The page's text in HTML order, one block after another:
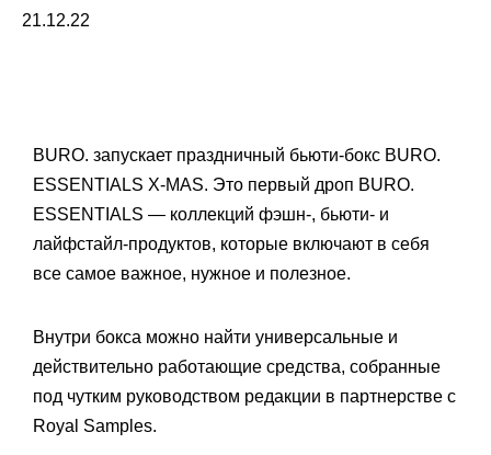
21.12.22
BURO. запускает праздничный бьюти-бокс BURO.
ESSENTIALS X-MAS. Это первый дроп BURO.
ESSENTIALS — коллекций фэшн-, бьюти- и
лайфстайл-продуктов, которые включают в себя
все самое важное, нужное и полезное.
Внутри бокса можно найти универсальные и
действительно работающие средства, собранные
под чутким руководством редакции в партнерстве с
Royal Samples.